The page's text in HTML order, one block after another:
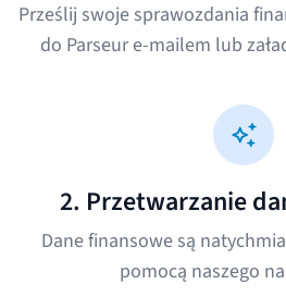
Prześlij swoje sprawozdania
do Parseur e-mailem lub
2. Przetwarzanie
Dane finansowe są
pomocą naszego